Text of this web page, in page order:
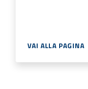
VAI ALLA PAGINA